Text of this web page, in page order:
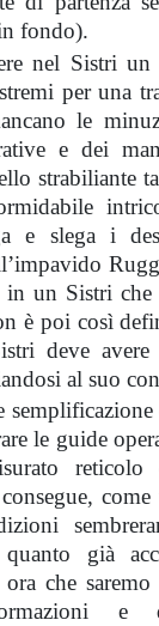
fondo).
nel Sistri un
per una
le
e dei
strabiliante
e slega i
in un Sistri che
è poi così
deve
al suo
le guide
già
che
e